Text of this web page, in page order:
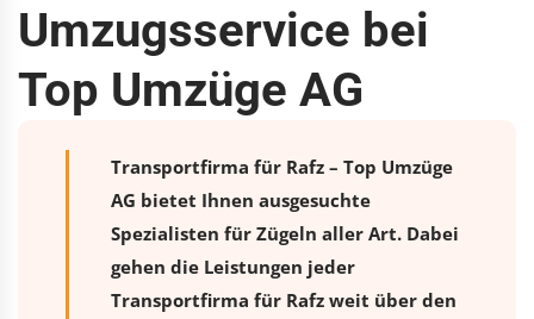
Umzugsservice bei
Top Umzüge AG
Transportfirma für Rafz – Top Umzüge
AG bietet Ihnen ausgesuchte
Spezialisten für Zügeln aller Art. Dabei
gehen die Leistungen jeder
Transportfirma für Rafz weit über den